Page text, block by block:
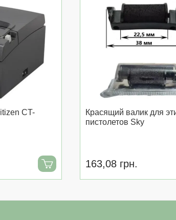
CT-
Красящий валик для
пистолетов Sky
163,08 грн.